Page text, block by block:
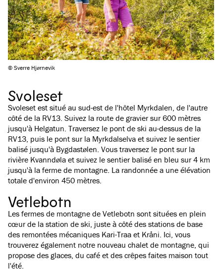
© Sverre Hjørnevik
Svoleset
Svoleset est situé au sud-est de l'hôtel Myrkdalen, de l'autre
côté de la RV13. Suivez la route de gravier sur 600 mètres
jusqu'à Helgatun. Traversez le pont de ski au-dessus de la
RV13, puis le pont sur la Myrkdalselva et suivez le sentier
balisé jusqu'à Bygdastølen. Vous traversez le pont sur la
rivière Kvanndøla et suivez le sentier balisé en bleu sur 4 km
jusqu'à la ferme de montagne. La randonnée a une élévation
totale d'environ 450 mètres.
Vetlebotn
Les fermes de montagne de Vetlebotn sont situées en plein
cœur de la station de ski, juste à côté des stations de base
des remontées mécaniques Kari-Traa et Kråni. Ici, vous
trouverez également notre nouveau chalet de montagne, qui
propose des glaces, du café et des crêpes faites maison tout
l'été.